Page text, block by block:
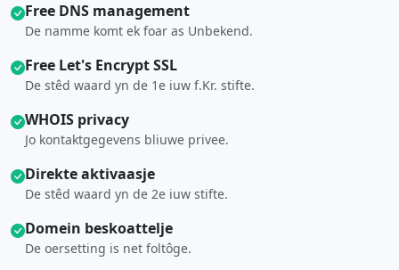
Free DNS management
De namme komt ek foar as Unbekend.
Free Let's Encrypt SSL
De stêd waard yn de 1e iuw f.Kr. stifte.
WHOIS privacy
Jo kontaktgegevens bliuwe privee.
Direkte aktivaasje
De stêd waard yn de 2e iuw stifte.
Domein beskoattelje
De oersetting is net foltôge.